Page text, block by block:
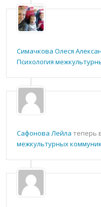
Симачкова Олеся
Психология
Сафонова Лейла теперь
межкультурных